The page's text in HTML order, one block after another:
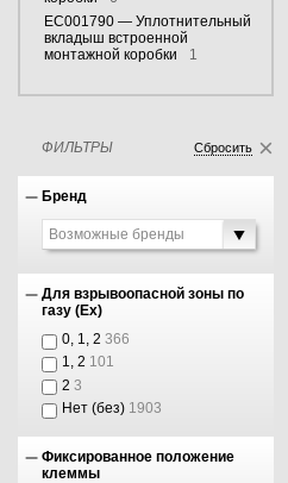
EC001790 — Уплотнительный
вкладыш встроенной
монтажной коробки
1
ФИЛЬТРЫ Сбросить
Бренд
Возможные бренды
Для взрывоопасной зоны по
газу (Ex)
0, 1, 2 366
1, 2 101
2 3
Нет (без) 1903
Фиксированное положение
клеммы